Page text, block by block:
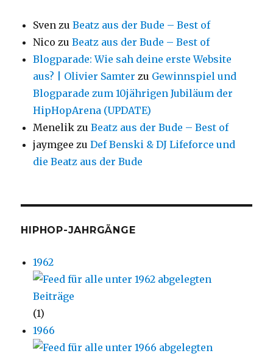
Sven zuBeatz aus der Bude – Best of
Nico zuBeatz aus der Bude – Best of
Blogparade: Wie sah deine erste Website
aus? | Olivier Samter zu Gewinnspiel und
Blogparade zum 10jährigen Jubiläum der
HipHopArena (UPDATE)
Menelik zuBeatz aus der Bude – Best of
jaymgee zuDef Benski & DJ Lifeforce und
die Beatz aus der Bude
HIPHOP-JAHRGÄNGE
1962
(1)
1966